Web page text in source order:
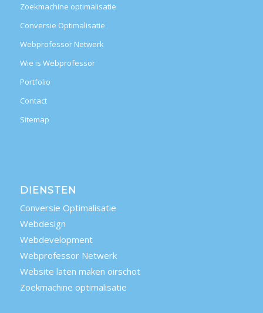
Zoekmachine optimalisatie
Conversie Optimalisatie
Webprofessor Netwerk
Wie is Webprofessor
Portfolio
Contact
Sitemap
DIENSTEN
Conversie Optimalisatie
Webdesign
Webdevelopment
Webprofessor Netwerk
Website laten maken oirschot
Zoekmachine optimalisatie